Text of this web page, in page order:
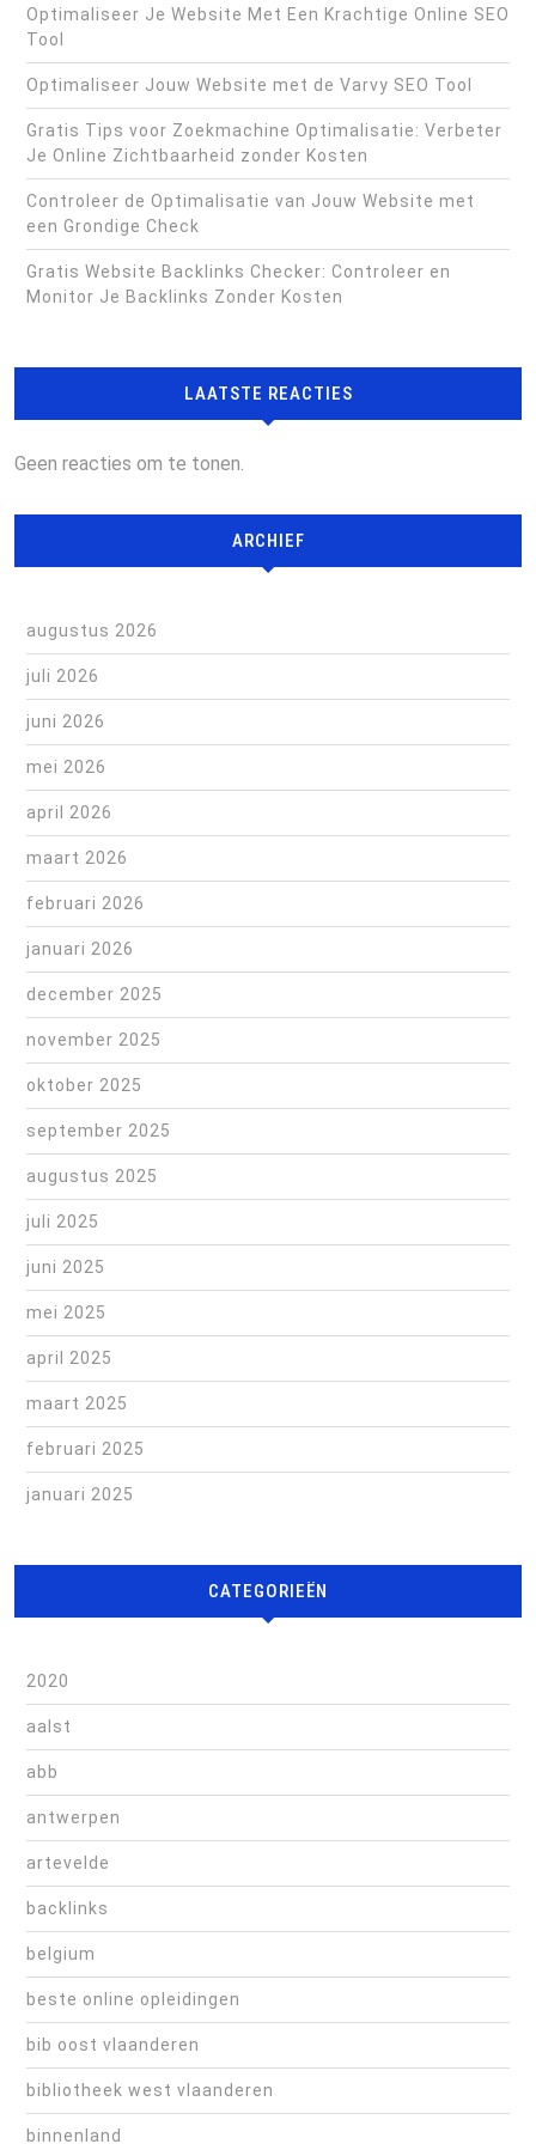
Optimaliseer Je Website Met Een Krachtige Online SEO
Tool
Optimaliseer Jouw Website met de Varvy SEO Tool
Gratis Tips voor Zoekmachine Optimalisatie: Verbeter
Je Online Zichtbaarheid zonder Kosten
Controleer de Optimalisatie van Jouw Website met
een Grondige Check
Gratis Website Backlinks Checker: Controleer en
Monitor Je Backlinks Zonder Kosten
LAATSTE REACTIES
Geen reacties om te tonen.
ARCHIEF
augustus 2026
juli 2026
juni 2026
mei 2026
april 2026
maart 2026
februari 2026
januari 2026
december 2025
november 2025
oktober 2025
september 2025
augustus 2025
juli 2025
juni 2025
mei 2025
april 2025
maart 2025
februari 2025
januari 2025
CATEGORIEËN
2020
aalst
abb
antwerpen
artevelde
backlinks
belgium
beste online opleidingen
bib oost vlaanderen
bibliotheek west vlaanderen
binnenland